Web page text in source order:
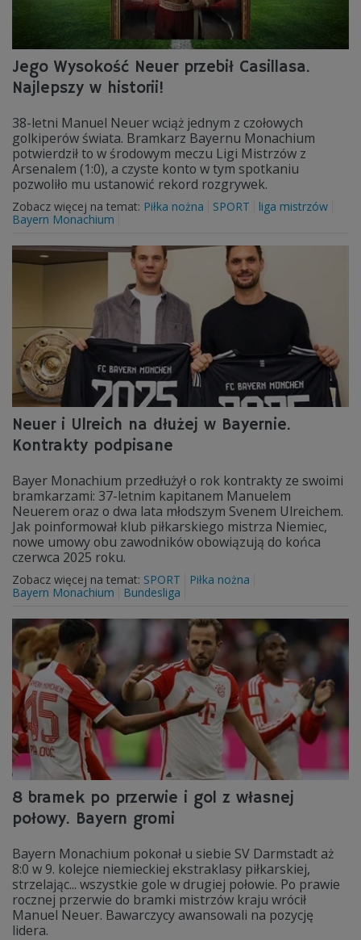
Jego Wysokość Neuer przebił Casillasa.
Najlepszy w historii!
38-letni Manuel Neuer wciąż jednym z czołowych
golkiperów świata. Bramkarz Bayernu Monachium
potwierdził to w środowym meczu Ligi Mistrzów z
Arsenalem (1:0), a czyste konto w tym spotkaniu
pozwoliło mu ustanowić rekord rozgrywek.
Zobacz więcej na temat: Piłka nożna SPORT
liga mistrzów
Bayern Monachium
Neuer i Ulreich na dłużej w Bayernie.
Kontrakty podpisane
Bayer Monachium przedłużył o rok kontrakty ze swoimi
bramkarzami: 37-letnim kapitanem Manuelem
Neuerem oraz o dwa lata młodszym Svenem Ulreichem.
Jak poinformował klub piłkarskiego mistrza Niemiec,
nowe umowy obu zawodników obowiązują do końca
czerwca 2025 roku.
Zobacz więcej na temat: SPORT
Piłka nożna
Bayern Monachium
Bundesliga
8 bramek po przerwie i gol z własnej
połowy. Bayern gromi
Bayern Monachium pokonał u siebie SV Darmstadt aż
8:0 w 9. kolejce niemieckiej ekstraklasy piłkarskiej,
strzelając... wszystkie gole w drugiej połowie. Po prawie
rocznej przerwie do bramki mistrzów kraju wrócił
Manuel Neuer. Bawarczycy awansowali na pozycję
lidera.